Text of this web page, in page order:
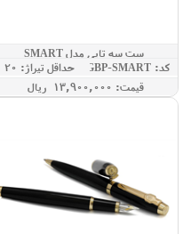
ست سه تایی مدل SMART
کد: GBP-SMART
حداقل تيراژ: 20
قيمت: 13,900,000 ريال